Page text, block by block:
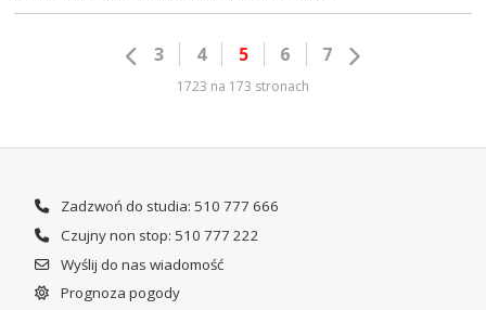
3 4 5 6 7
1723 na 173 stronach
Zadzwoń do studia: 510 777 666
Czujny non stop: 510 777 222
Wyślij do nas wiadomość
Prognoza pogody